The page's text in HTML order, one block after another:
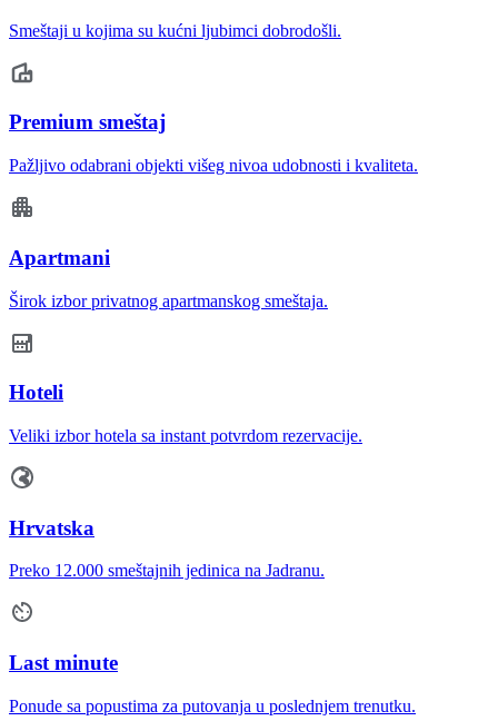
Smeštaji u kojima su kućni ljubimci dobrodošli.
Premium smeštaj
Pažljivo odabrani objekti višeg nivoa udobnosti i kvaliteta.
Apartmani
Širok izbor privatnog apartmanskog smeštaja.
Hoteli
Veliki izbor hotela sa instant potvrdom rezervacije.
Hrvatska
Preko 12.000 smeštajnih jedinica na Jadranu.
Last minute
Ponude sa popustima za putovanja u poslednjem trenutku.